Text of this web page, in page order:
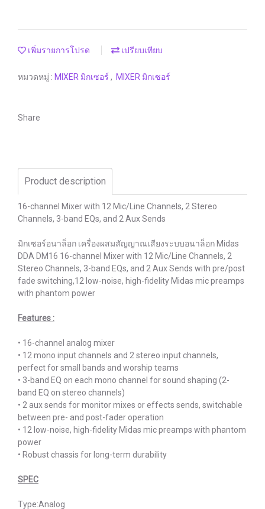
เพิ่มรายการโปรด เปรียบเทียบ
หมวดหมู่ : MIXER มิกเซอร์ , MIXER มิกเซอร์
Share
Product description
16-channel Mixer with 12 Mic/Line Channels, 2 Stereo
Channels, 3-band EQs, and 2 Aux Sends
มิกเซอร์อนาล็อก เครื่องผสมสัญญาณเสียงระบบอนาล็อก Midas
DDA DM16 16-channel Mixer with 12 Mic/Line Channels, 2
Stereo Channels, 3-band EQs, and 2 Aux Sends with pre/post
fade switching,12 low-noise, high-fidelity Midas mic preamps
with phantom power
Features :
• 16-channel analog mixer
• 12 mono input channels and 2 stereo input channels,
perfect for small bands and worship teams
• 3-band EQ on each mono channel for sound shaping (2-
band EQ on stereo channels)
• 2 aux sends for monitor mixes or effects sends, switchable
between pre- and post-fader operation
• 12 low-noise, high-fidelity Midas mic preamps with phantom
power
• Robust chassis for long-term durability
SPEC
Type:Analog